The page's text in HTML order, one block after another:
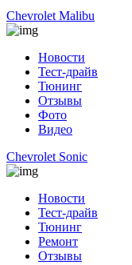
Chevrolet Malibu
Новости
Тест-драйв
Тюнинг
Отзывы
Фото
Видео
Chevrolet Sonic
Новости
Тест-драйв
Тюнинг
Ремонт
Отзывы